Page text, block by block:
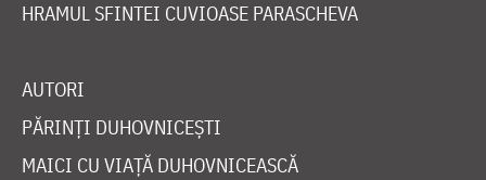
HRAMUL SFINTEI CUVIOASE PARASCHEVA
AUTORI
PĂRINȚI DUHOVNICEȘTI
MAICI CU VIAȚĂ DUHOVNICEASCĂ